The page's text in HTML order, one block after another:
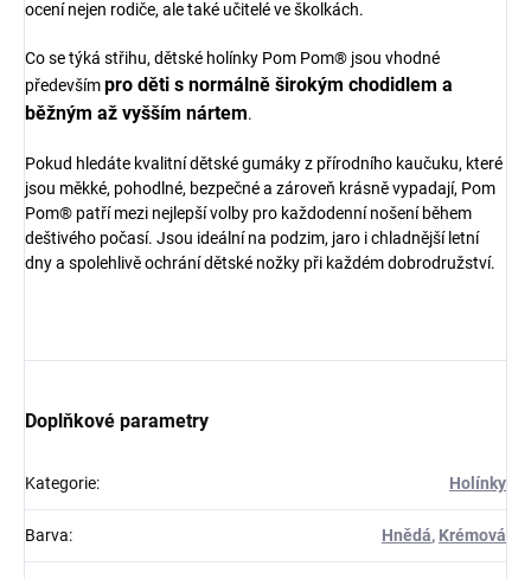
ocení nejen rodiče, ale také učitelé ve školkách.
Co se týká střihu, dětské holínky Pom Pom® jsou vhodné
předevšímpro děti s normálně širokým chodidlem a
běžným až vyšším nártem.
Pokud hledáte kvalitní dětské gumáky z přírodního kaučuku, které
jsou měkké, pohodlné, bezpečné a zároveň krásně vypadají, Pom
Pom® patří mezi nejlepší volby pro každodenní nošení během
deštivého počasí. Jsou ideální na podzim, jaro i chladnější letní
dny a spolehlivě ochrání dětské nožky při každém dobrodružství.
Doplňkové parametry
Kategorie: Holínky
Barva: Hnědá, Krémová